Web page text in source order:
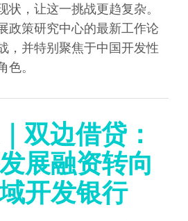
状，让这一挑战更趋复杂。
政策研究中心的最新工作论
，并特别聚焦于中国开发性
。
双边借贷：
展融资转向
开发银行